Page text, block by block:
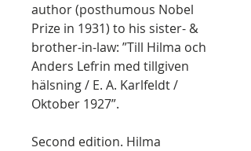
author (posthumous Nobel
Prize in 1931) to his sister- &
brother-in-law: ”Till Hilma och
Anders Lefrin med tillgiven
hälsning / E. A. Karlfeldt /
Oktober 1927”.
Second edition. Hilma